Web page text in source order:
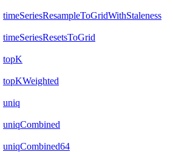
timeSeriesResampleToGridWithStaleness
timeSeriesResetsToGrid
topK
topKWeighted
uniq
uniqCombined
uniqCombined64